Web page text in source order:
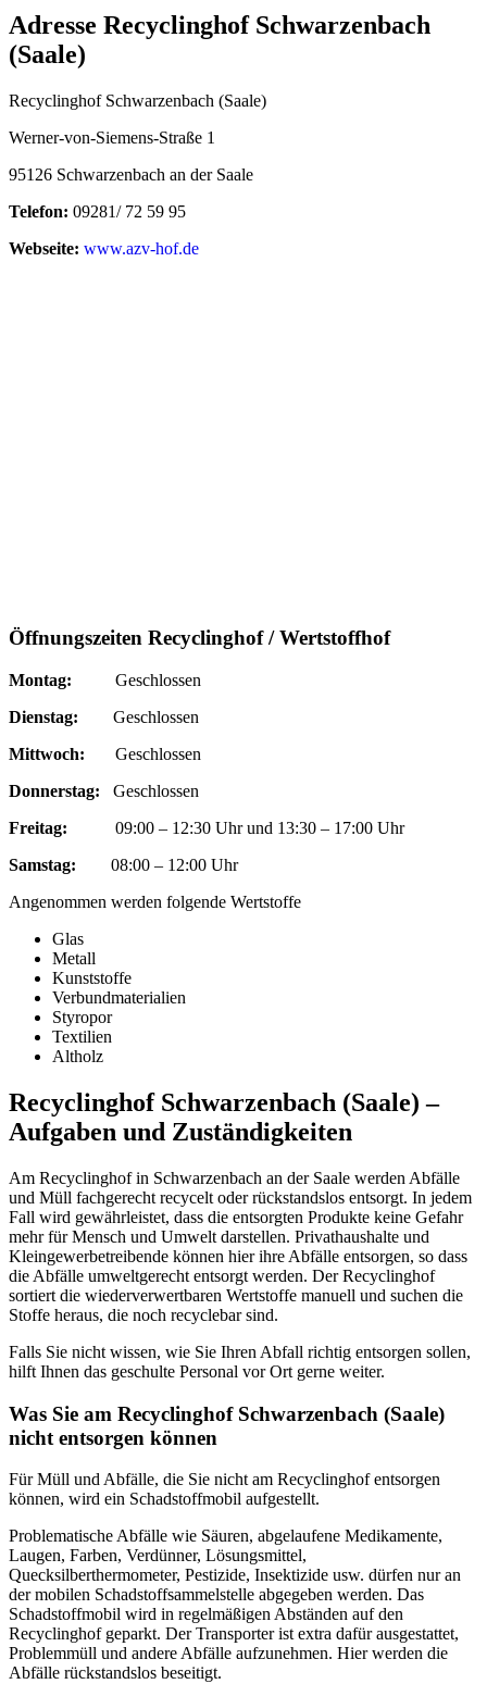
Adresse Recyclinghof Schwarzenbach
(Saale)
Recyclinghof Schwarzenbach (Saale)
Werner-von-Siemens-Straße 1
95126 Schwarzenbach an der Saale
Telefon: 09281/ 72 59 95
Webseite: www.azv-hof.de
Öffnungszeiten Recyclinghof / Wertstoffhof
Montag: Geschlossen
Dienstag: Geschlossen
Mittwoch: Geschlossen
Donnerstag: Geschlossen
Freitag: 09:00 – 12:30 Uhr und 13:30 – 17:00 Uhr
Samstag:
08:00 – 12:00 Uhr
Angenommen werden folgende Wertstoffe
Glas
Metall
Kunststoffe
Verbundmaterialien
Styropor
Textilien
Altholz
Recyclinghof Schwarzenbach (Saale) –
Aufgaben und Zuständigkeiten
Am Recyclinghof in Schwarzenbach an der Saale werden Abfälle
und Müll fachgerecht recycelt oder rückstandslos entsorgt. In jedem
Fall wird gewährleistet, dass die entsorgten Produkte keine Gefahr
mehr für Mensch und Umwelt darstellen. Privathaushalte und
Kleingewerbetreibende können hier ihre Abfälle entsorgen, so dass
die Abfälle umweltgerecht entsorgt werden. Der Recyclinghof
sortiert die wiederverwertbaren Wertstoffe manuell und suchen die
Stoffe heraus, die noch recyclebar sind.
Falls Sie nicht wissen, wie Sie Ihren Abfall richtig entsorgen sollen,
hilft Ihnen das geschulte Personal vor Ort gerne weiter.
Was Sie am Recyclinghof Schwarzenbach (Saale)
nicht entsorgen können
Für Müll und Abfälle, die Sie nicht am Recyclinghof entsorgen
können, wird ein Schadstoffmobil aufgestellt.
Problematische Abfälle wie Säuren, abgelaufene Medikamente,
Laugen, Farben, Verdünner, Lösungsmittel,
Quecksilberthermometer, Pestizide, Insektizide usw. dürfen nur an
der mobilen Schadstoffsammelstelle abgegeben werden. Das
Schadstoffmobil wird in regelmäßigen Abständen auf den
Recyclinghof geparkt. Der Transporter ist extra dafür ausgestattet,
Problemmüll und andere Abfälle aufzunehmen. Hier werden die
Abfälle rückstandslos beseitigt.